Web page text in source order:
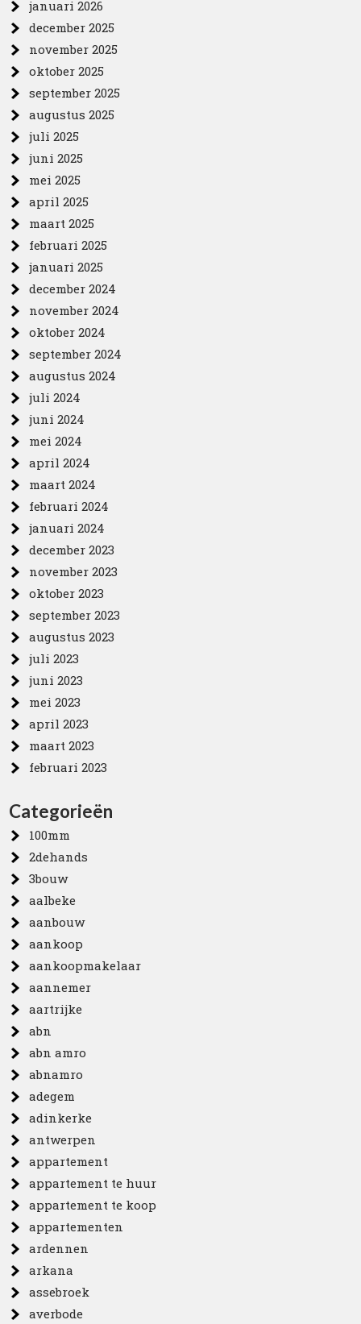
januari 2026
december 2025
november 2025
oktober 2025
september 2025
augustus 2025
juli 2025
juni 2025
mei 2025
april 2025
maart 2025
februari 2025
januari 2025
december 2024
november 2024
oktober 2024
september 2024
augustus 2024
juli 2024
juni 2024
mei 2024
april 2024
maart 2024
februari 2024
januari 2024
december 2023
november 2023
oktober 2023
september 2023
augustus 2023
juli 2023
juni 2023
mei 2023
april 2023
maart 2023
februari 2023
Categorieën
100mm
2dehands
3bouw
aalbeke
aanbouw
aankoop
aankoopmakelaar
aannemer
aartrijke
abn
abn amro
abnamro
adegem
adinkerke
antwerpen
appartement
appartement te huur
appartement te koop
appartementen
ardennen
arkana
assebroek
averbode